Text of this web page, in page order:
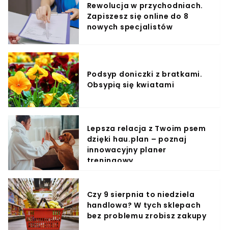
Rewolucja w przychodniach.
Zapiszesz się online do 8
nowych specjalistów
Podsyp doniczki z bratkami.
Obsypią się kwiatami
Lepsza relacja z Twoim psem
dzięki hau.plan – poznaj
innowacyjny planer
treningowy
Czy 9 sierpnia to niedziela
handlowa? W tych sklepach
bez problemu zrobisz zakupy